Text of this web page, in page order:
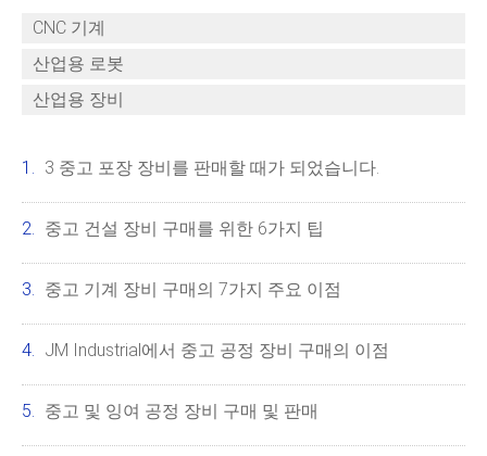
CNC 기계
산업용 로봇
산업용 장비
3 중고 포장 장비를 판매할 때가 되었습니다.
중고 건설 장비 구매를 위한 6가지 팁
중고 기계 장비 구매의 7가지 주요 이점
JM Industrial에서 중고 공정 장비 구매의 이점
중고 및 잉여 공정 장비 구매 및 판매